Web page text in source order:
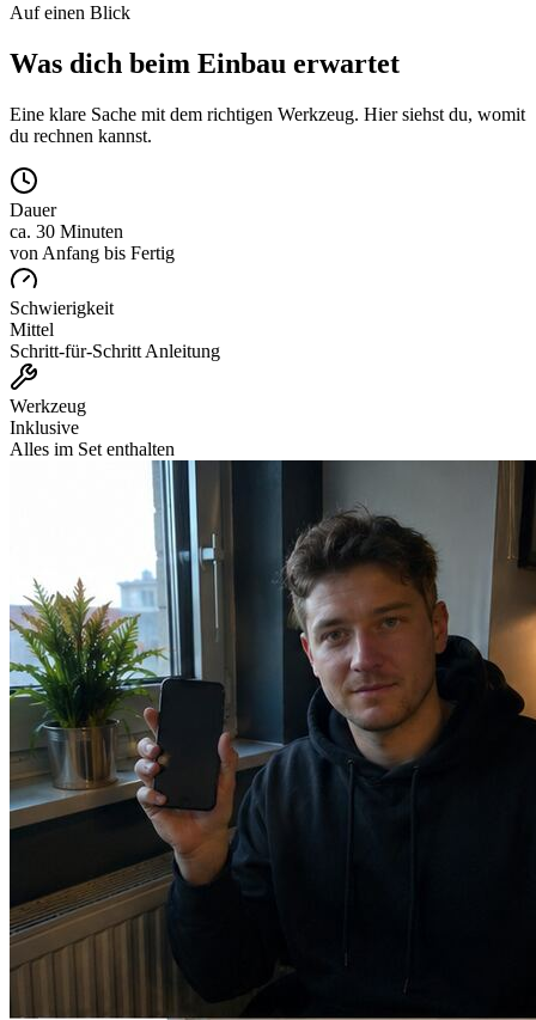
Auf einen Blick
Was dich beim Einbau erwartet
Eine klare Sache mit dem richtigen Werkzeug. Hier siehst du, womit
du rechnen kannst.
Dauer
ca. 30 Minuten
von Anfang bis Fertig
Schwierigkeit
Mittel
Schritt-für-Schritt Anleitung
Werkzeug
Inklusive
Alles im Set enthalten